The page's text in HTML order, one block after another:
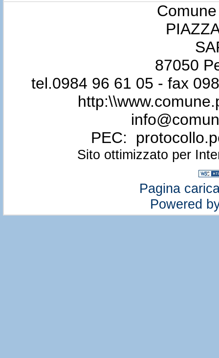
87050
tel.0984 96 61 05 - fax
PEC:
Sito ottimizzato per
Pagina
Powered